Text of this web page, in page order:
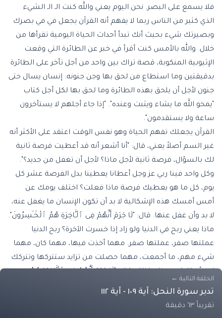
فلا يسمع على البصر. نحن اليوم يعني والله كنت الـ الـ الشيء
الذي كثير من الناس ربما لا يفهم أنه القرآن يجعل في في بصرك
وبصيرتك شيء بحيث أنك تبدأ أحداث الحياة اليومية تقرأها من
خلال. والله بالأمس كنت أقرأ في خبر عن الطائرة التي وقعت
الإثيوبية المنكوبة، قصة تراك بين واحد من أجل تأخر على الطائرة
بدقيقتين وما استطاع من لحق بها وجن جنونه. إنسان يسال حتى
جنون لأجل أن يلحق بهذه الطائرة وما لحق بها لكل أجل كتاب
"يمحو الله ما يشاء ويثبت وعنده". "إذا جاء أجلهم لا يستأخرون
ساعة ولا يستقدمون".
القرآن يجعلك تفهم الحياة وهو نفس الوقت اعتقد على الأكثر أنه
غير السم أصلاً يعني، قال: "أنا أشعر أنه قد أعطيت فرصة ثانية
لك بالسؤال، فرصة ثانية لأجل ماذا؟ لأجل أن تغفل من جديد؟".
وكل واحد فينا ربي عز وجل أعطانا يعطينا بدل الفرصة عشر كل
يوم، كل ما هو يعطيك فرصة ماذا فعلت؟ اختلف يومك عن
أمس أمسك هذه الإشكالية لا بد أن تكون الإنسان ما يغفل عنه،
لا بد وأن غفل عنها. قال: "لَا جَرَمَ أَنَّهُمْ فِى ٱلْـَٔاخِرَةِ هُمُ ٱلْخَـٰسِرُونَ".
ماذا يعني ربح في الدنيا ولو زاد إذا خسرت الآخرة؟ ربح الدنيا
عملتها صفر، عملتها صفر. مهما أخذت فيها، مهما كان، مهما
شيء مهم، ما أجمعت، مهما حصلت من تزايد ستتركها وتتركك
ٱلْخَـٰسِرُونَ". هذا الكون اللي يأتي يتكلم عن هؤلاء الذين لم يعيشوا
مع القرآن حياة طيبة. ما عرف الحياة من لم يعش مع القرآن
الحلقة التالية ←
تدبر سورة النحل: آية ١٠٩ - آية ١١٢
تقريباً ٦٣ دقيقة